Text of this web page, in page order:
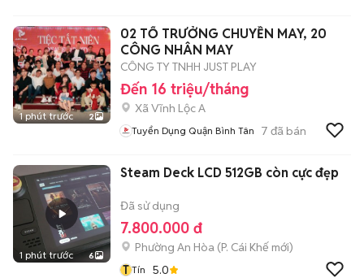
1 phút trước 2
02 TỔ TRƯỞNG CHUYỀN MAY, 20
CÔNG NHÂN MAY
CÔNG TY TNHH JUST PLAY
Đến 16 triệu/tháng
Xã Vĩnh Lộc A
Tuyển Dụng Quận Bình Tân 7 đã bán
1 phút trước 6
Steam Deck LCD 512GB còn cực đẹp
Đã sử dụng
7.800.000 đ
Phường An Hòa (P. Cái Khế mới)
T Tín 5.0